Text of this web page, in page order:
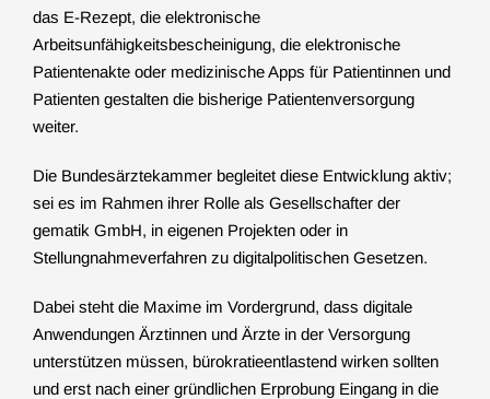
das E-Rezept, die elektronische
Arbeitsunfähigkeitsbescheinigung, die elektronische
Patientenakte oder medizinische Apps für Patientinnen und
Patienten gestalten die bisherige Patientenversorgung
weiter.
Die Bundesärztekammer begleitet diese Entwicklung aktiv;
sei es im Rahmen ihrer Rolle als Gesellschafter der
gematik GmbH, in eigenen Projekten oder in
Stellungnahmeverfahren zu digitalpolitischen Gesetzen.
Dabei steht die Maxime im Vordergrund, dass digitale
Anwendungen Ärztinnen und Ärzte in der Versorgung
unterstützen müssen, bürokratieentlastend wirken sollten
und erst nach einer gründlichen Erprobung Eingang in die